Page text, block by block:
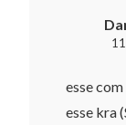
esse
esse kra